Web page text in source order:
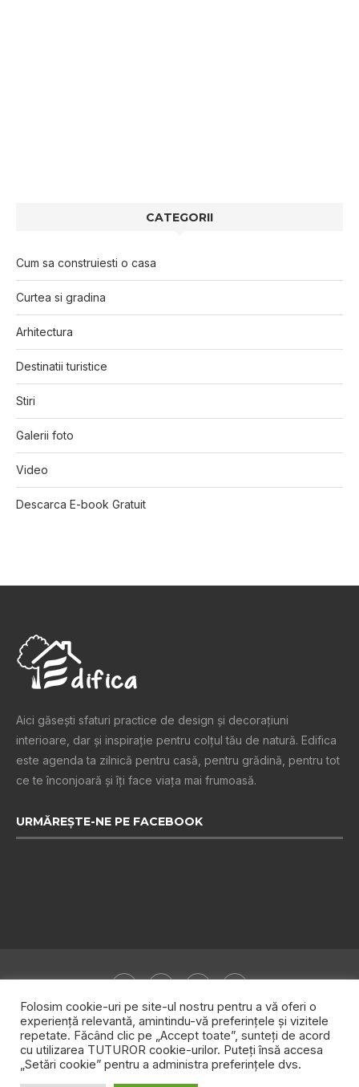
CATEGORII
Cum sa construiesti o casa
Curtea si gradina
Arhitectura
Destinatii turistice
Stiri
Galerii foto
Video
Descarca E-book Gratuit
Aici găsești sfaturi practice de design şi decoraţiuni
interioare, dar și inspiraţie pentru colţul tău de natură. Edifica
este agenda ta zilnică pentru casă, pentru grădină, pentru tot
ce te înconjoară şi îţi face viaţa mai frumoasă.
URMĂREȘTE-NE PE FACEBOOK
Despre noi Publicitate
Politica de confidențialitate
Contact
Folosim cookie-uri pe site-ul nostru pentru a vă oferi o
experiență relevantă, amintindu-vă preferințele și vizitele
repetate. Făcând clic pe „Accept toate”, sunteți de acord
cu utilizarea TUTUROR cookie-urilor. Puteți însă accesa
„Setări cookie” pentru a administra preferințele dvs.